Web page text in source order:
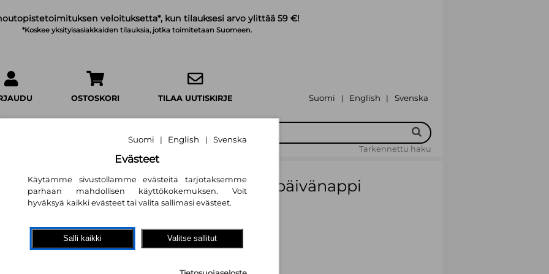
veloituksetta*, kun tilauksesi arvo ylittää 59 €!
*Koskee yksityisasiakkaiden tilauksia, jotka toimitetaan Suomeen.
OSTOSKORI TILAA UUTISKIRJE Suomi | English | Svenska
Tarkennettu haku
Muumin syntymäpäivänappi
WSOY
Kovakantinen kirja
Suomi | English | Svenska
Evästeet
Käytämme sivustollamme evästeitä tarjotaksemme
parhaan mahdollisen käyttökokemuksen. Voit
hyväksyä kaikki evästeet tai valita sallimasi evästeet.
Salli kaikki Valitse sallitut